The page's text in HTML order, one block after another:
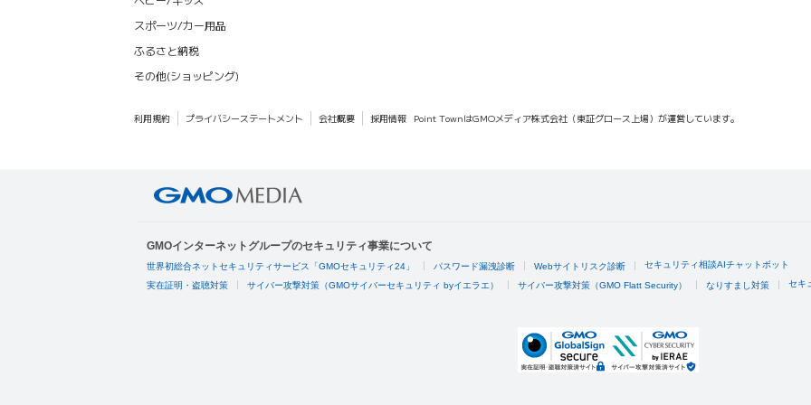
スポーツ/カー用品
ふるさと納税
その他(ショッピング)
利用規約 プライバシーステートメント 会社概要 採用情報 Point TownはGMOメディア株式会社（東証グロース上場）が運営しています。
GMOインターネットグループのセキュリティ事業について
世界初総合ネットセキュリティサービス「GMOセキュリティ24」 パスワード漏洩診断 Webサイトリスク診断 セキュリティ相談AIチャットボット
実在証明・盗聴対策 サイバー攻撃対策（GMOサイバーセキュリティ byイエラエ） サイバー攻撃対策（GMO Flatt Security） なりすまし対策 セキ